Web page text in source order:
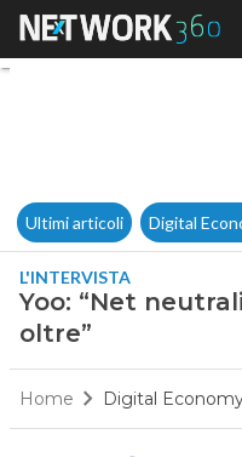
Ultimi articoli Digital
L'INTERVISTA
Yoo: “Net
oltre”
Home Digital